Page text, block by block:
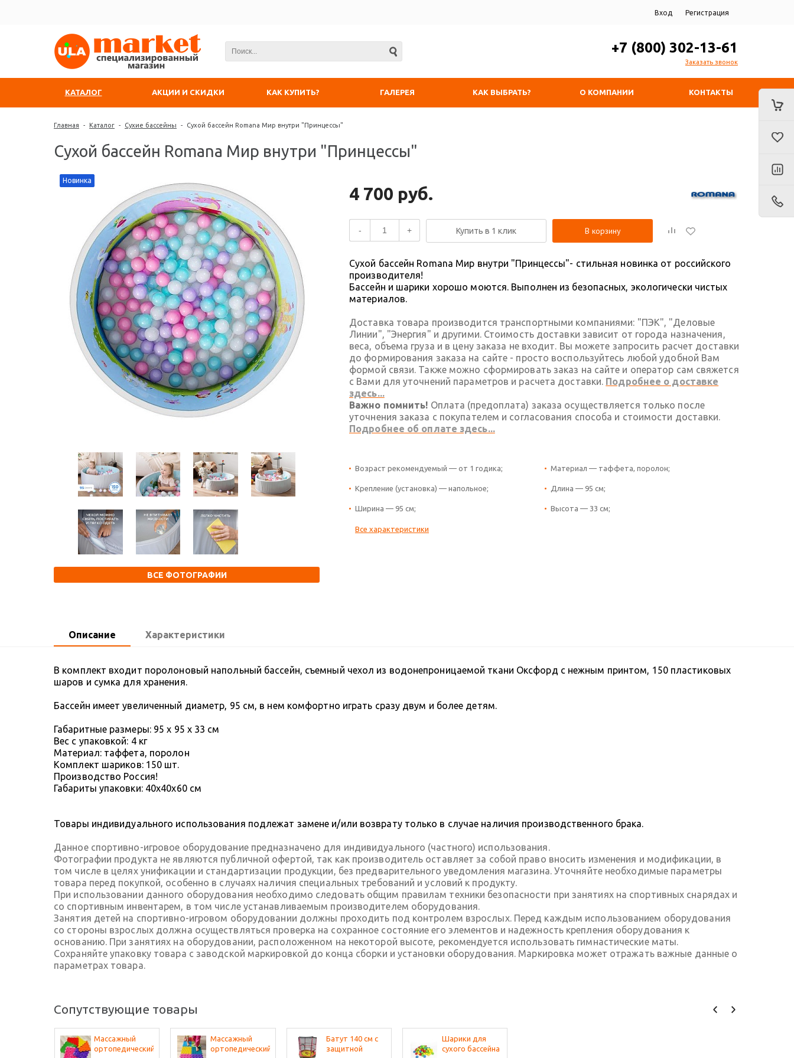
Вход Регистрация
+7 (800) 302-13-61
Заказать звонок
КАТАЛОГ АКЦИИ И СКИДКИ КАК КУПИТЬ? ГАЛЕРЕЯ КАК ВЫБРАТЬ? О КОМПАНИИ КОНТАКТЫ
Главная - Каталог - Сухие бассейны - Сухой бассейн Romana Мир внутри "Принцессы"
Сухой бассейн Romana Мир внутри "Принцессы"
Новинка
ВСЕ ФОТОГРАФИИ
4 700 руб.
- + Купить в 1 клик В корзину
Сухой бассейн Romana Мир внутри "Принцессы"- стильная новинка от российского
производителя!
Бассейн и шарики хорошо моются. Выполнен из безопасных, экологически чистых
материалов.
Доставка товара производится транспортными компаниями: "ПЭК", "Деловые
Линии", "Энергия" и другими. Стоимость доставки зависит от города назначения,
веса, объема груза и в цену заказа не входит. Вы можете запросить расчет доставки
до формирования заказа на сайте - просто воспользуйтесь любой удобной Вам
формой связи. Также можно сформировать заказ на сайте и оператор сам свяжется
с Вами для уточнений параметров и расчета доставки. Подробнее о доставке
здесь...
Важно помнить! Оплата (предоплата) заказа осуществляется только после
уточнения заказа с покупателем и согласования способа и стоимости доставки.
Подробнее об оплате здесь...
Возраст рекомендуемый — от 1 годика; Материал — таффета, поролон;
Крепление (установка) — напольное; Длина — 95 см;
Ширина — 95 см; Высота — 33 см;
Все характеристики
Описание Характеристики
В комплект входит поролоновый напольный бассейн, съемный чехол из водонепроницаемой ткани Оксфорд с нежным принтом, 150 пластиковых
шаров и сумка для хранения.
Бассейн имеет увеличенный диаметр, 95 см, в нем комфортно играть сразу двум и более детям.
Габаритные размеры: 95 x 95 х 33 см
Вес с упаковкой: 4 кг
Материал: таффета, поролон
Комплект шариков: 150 шт.
Производство Россия!
Габариты упаковки: 40х40х60 см
Товары индивидуального использования подлежат замене и/или возврату только в случае наличия производственного брака.
Данное спортивно-игровое оборудование предназначено для индивидуального (частного) использования.
Фотографии продукта не являются публичной офертой, так как производитель оставляет за собой право вносить изменения и модификации, в
том числе в целях унификации и стандартизации продукции, без предварительного уведомления магазина. Уточняйте необходимые параметры
товара перед покупкой, особенно в случаях наличия специальных требований и условий к продукту.
При использовании данного оборудования необходимо следовать общим правилам техники безопасности при занятиях на спортивных снарядах и
со спортивным инвентарем, в том числе устанавливаемым производителем оборудования.
Занятия детей на спортивно-игровом оборудовании должны проходить под контролем взрослых. Перед каждым использованием оборудования
со стороны взрослых должна осуществляться проверка на сохранное состояние его элементов и надежность крепления оборудования к
основанию. При занятиях на оборудовании, расположенном на некоторой высоте, рекомендуется использовать гимнастические маты.
Сохраняйте упаковку товара с заводской маркировкой до конца сборки и установки оборудования. Маркировка может отражать важные данные о
параметрах товара.
Сопутствующие товары
Массажный
ортопедический
Массажный
ортопедический
Батут 140 см с
защитной
Шарики для
сухого бассейна